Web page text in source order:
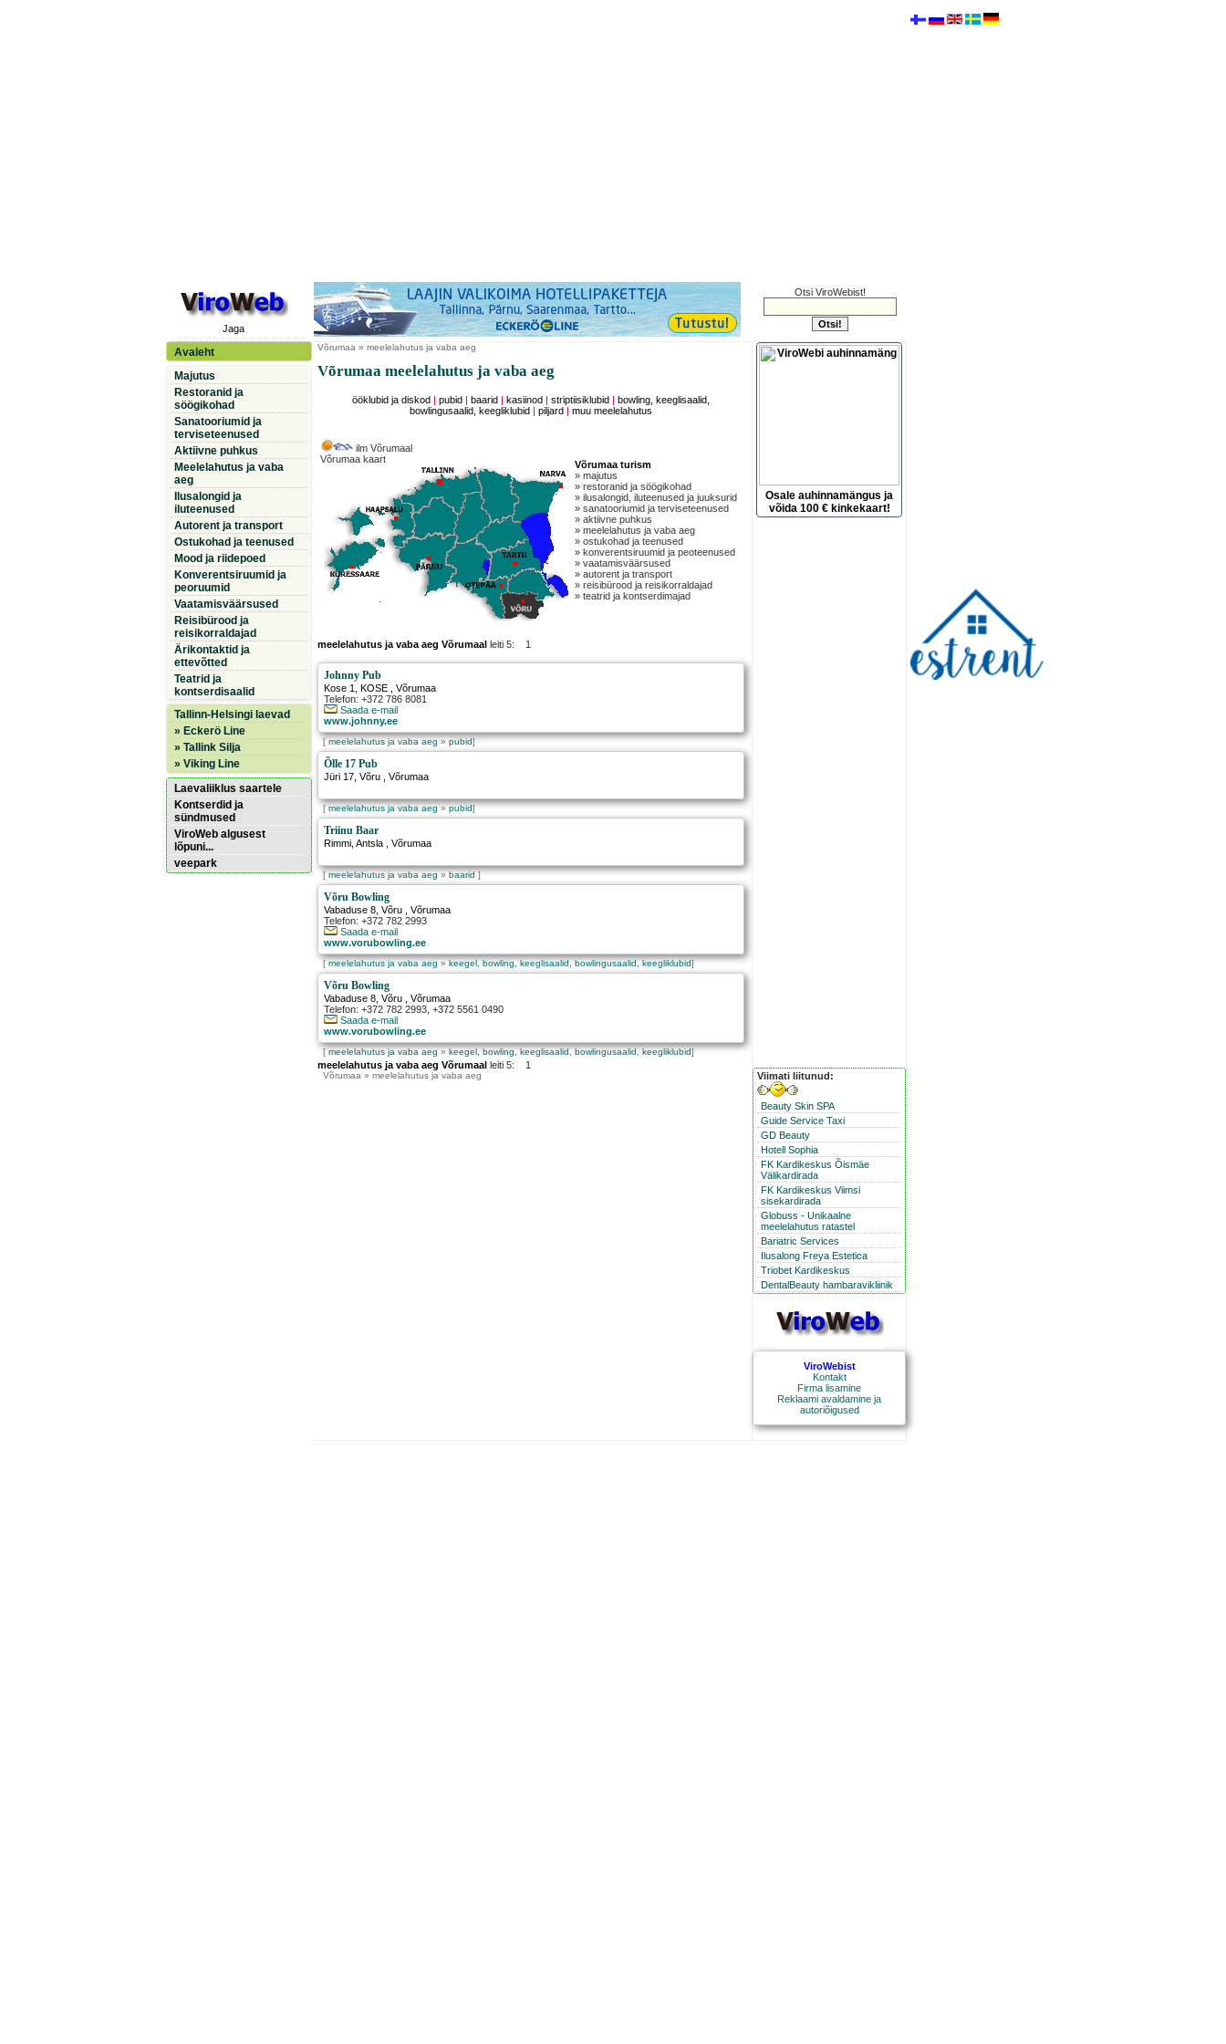
Jaga
Otsi ViroWebist!
Avaleht
Majutus
Restoranid ja
söögikohad
Sanatooriumid ja
terviseteenused
Aktiivne puhkus
Meelelahutus ja vaba
aeg
Ilusalongid ja
iluteenused
Autorent ja transport
Ostukohad ja teenused
Mood ja riidepoed
Konverentsiruumid ja
peoruumid
Vaatamisväärsused
Reisibürood ja
reisikorraldajad
Ärikontaktid ja
ettevõtted
Teatrid ja
kontserdisaalid
Tallinn-Helsingi laevad
» Eckerö Line
» Tallink Silja
» Viking Line
Laevaliiklus saartele
Kontserdid ja
sündmused
ViroWeb algusest
lõpuni...
veepark
Võrumaa » meelelahutus ja vaba aeg
Võrumaa meelelahutus ja vaba aeg
ööklubid ja diskod pubid baarid kasiinod striptiisiklubid
bowling, keeglisaalid,
bowlingusaalid, keegliklubid
piljard muu meelelahutus
ilm Võrumaal
Võrumaa kaart
Võrumaa turism
» majutus
» restoranid ja söögikohad
» ilusalongid, iluteenused ja juuksurid
» sanatooriumid ja terviseteenused
» aktiivne puhkus
» meelelahutus ja vaba aeg
» ostukohad ja teenused
» konverentsiruumid ja peoteenused
» vaatamisväärsused
» autorent ja transport
» reisibürood ja reisikorraldajad
» teatrid ja kontserdimajad
meelelahutus ja vaba aeg Võrumaal leiti 5: 1
Johnny Pub
Kose 1 KOSE , Võrumaa
Telefon: +372 786 8081
Saada e-mail
www.johnny.ee
[meelelahutus ja vaba aeg»pubid]
Õlle 17 Pub
Jüri 17 ,Võru , Võrumaa
[meelelahutus ja vaba aeg»pubid]
Triinu Baar
Rimmi ,Antsla , Võrumaa
[meelelahutus ja vaba aeg»baarid]
Võru Bowling
Vabaduse 8 ,Võru , Võrumaa
Telefon: +372 782 2993
Saada e-mail
www.vorubowling.ee
[meelelahutus ja vaba aeg»keegel, bowling, keeglisaalid, bowlingusaalid, keegliklubid]
Võru Bowling
Vabaduse 8 ,Võru , Võrumaa
Telefon: +372 782 2993, +372 5561 0490
Saada e-mail
www.vorubowling.ee
[meelelahutus ja vaba aeg»keegel, bowling, keeglisaalid, bowlingusaalid, keegliklubid]
meelelahutus ja vaba aeg Võrumaal leiti 5: 1
Võrumaa » meelelahutus ja vaba aeg
Osale auhinnamängus ja
võida 100 € kinkekaart!
Viimati liitunud:
Beauty Skin SPA
Guide Service Taxi
GD Beauty
Hotell Sophia
FK Kardikeskus Õismäe
Välikardirada
FK Kardikeskus Viimsi
sisekardirada
Globuss - Unikaalne
meelelahutus ratastel
Bariatric Services
Ilusalong Freya Estetica
Triobet Kardikeskus
DentalBeauty hambaravikliinik
ViroWebist
Kontakt
Firma lisamine
Reklaami avaldamine ja
autoriõigused